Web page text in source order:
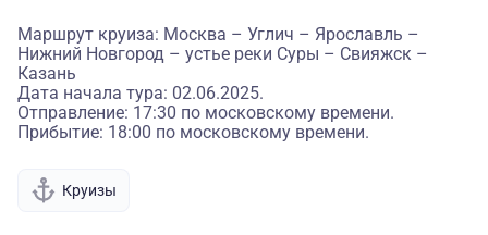
Маршрут круиза: Москва – Углич – Ярославль –
Нижний Новгород – устье реки Суры – Свияжск –
Казань
Дата начала тура: 02.06.2025.
Отправление: 17:30 по московскому времени.
Прибытие: 18:00 по московскому времени.
Круизы